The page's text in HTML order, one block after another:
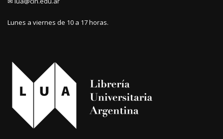
Lunes a viernes de 10 a 17 horas.